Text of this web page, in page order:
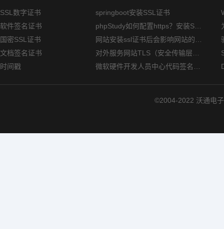
SSL数字证书
软件签名证书
国密SSL证书
文档签名证书
时间戳
springboot安装SSL证书
©2004-2022 沃通电